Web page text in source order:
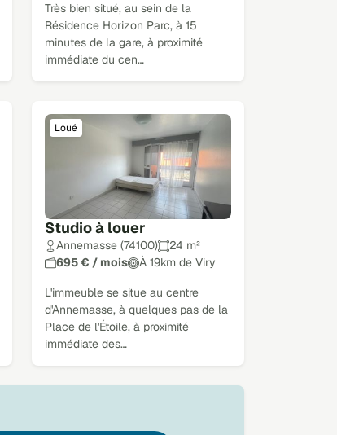
Très bien situé, au sein de la
Résidence Horizon Parc, à 15
minutes de la gare, à proximité
immédiate du cen…
Studio à louer
Loué
Annemasse (74100)
24 m²
695 € / mois
À 19km de Viry
L'immeuble se situe au centre
d'Annemasse, à quelques pas de la
Place de l'Étoile, à proximité
immédiate des…